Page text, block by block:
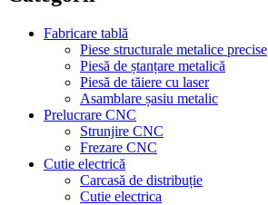
Fabricare tablă
Piese structurale metalice precise
Piesă de ștanțare metalică
Piesă de tăiere cu laser
Asamblare șasiu metalic
Prelucrare CNC
Strunjire CNC
Frezare CNC
Cutie electrică
Carcasă de distribuție
Cutie electrica